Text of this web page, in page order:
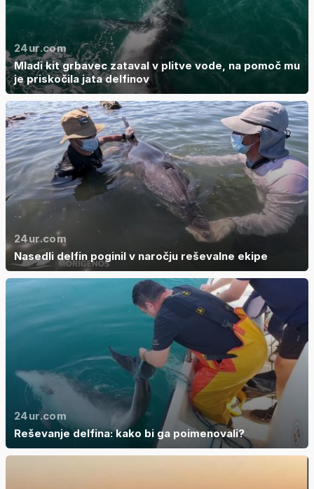
24ur.com
Mladi kit grbavec zataval v plitve vode, na pomoč mu
je priskočila jata delfinov
24ur.com
Nasedli delfin poginil v naročju reševalne ekipe
24ur.com
Reševanje delfina: kako bi ga poimenovali?